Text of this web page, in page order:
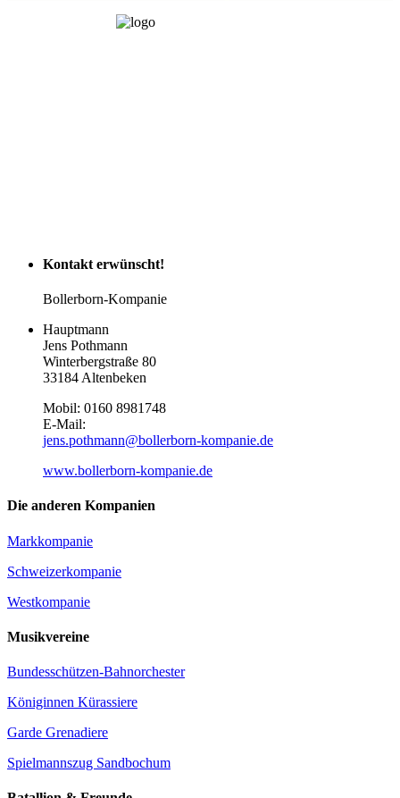
Kontakt erwünscht!
Bollerborn-Kompanie
Hauptmann
Jens Pothmann
Winterbergstraße 80
33184 Altenbeken
Mobil: 0160 8981748
E-Mail:
jens.pothmann@bollerborn-kompanie.de
www.bollerborn-kompanie.de
Die anderen Kompanien
Markkompanie
Schweizerkompanie
Westkompanie
Musikvereine
Bundesschützen-Bahnorchester
Königinnen Kürassiere
Garde Grenadiere
Spielmannszug Sandbochum